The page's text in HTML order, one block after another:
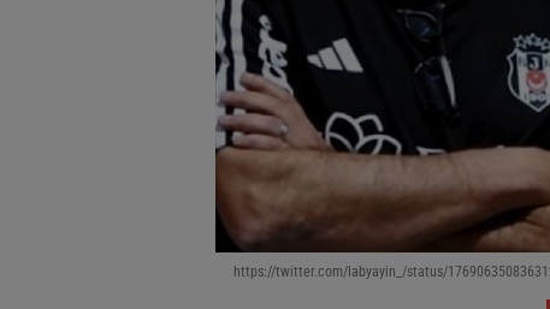
https://twitter.com/labyayin_/status/